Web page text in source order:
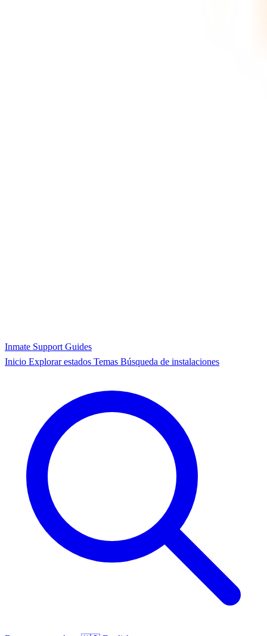
Inmate Support Guides
Inicio Explorar estados Temas Búsqueda de instalaciones